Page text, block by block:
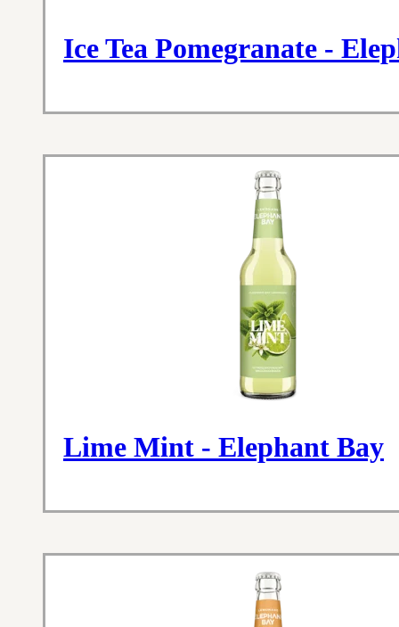
Ice Tea Pomegranate -
Lime Mint - Elephant Bay